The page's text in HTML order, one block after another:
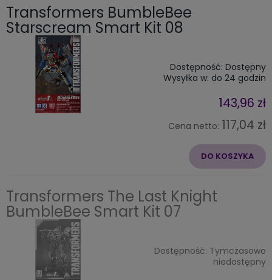
Transformers BumbleBee
Starscream Smart Kit 08
Dostępność: Dostępny
Wysyłka w: do 24 godzin
143,96 zł
Cena netto: 117,04 zł
DO KOSZYKA
Transformers The Last Knight
BumbleBee Smart Kit 07
Dostępność: Tymczasowo
niedostępny